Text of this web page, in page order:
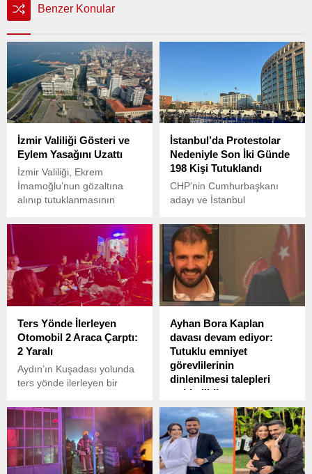
Benzer Konular
İzmir Valiliği Gösteri ve
Eylem Yasağını Uzattı
İzmir Valiliği, Ekrem
İmamoğlu’nun gözaltına
alınıp tutuklanmasının
tepkiler üzerine, il genelinde
toplantı, gösteri yürüyüşü ve
basın açıklaması yasağını 4
gün daha uzattı.
İstanbul’da Protestolar
Nedeniyle Son İki Günde
198 Kişi Tutuklandı
CHP’nin Cumhurbaşkanı
adayı ve İstanbul
Başkanı Ekrem
İmamoğlu’nun gözaltına
alınmasının ardından
başlayan protestolar,
İstanbul’da geniş çapta
devam etti.
Ters Yönde İlerleyen
Otomobil 2 Araca Çarptı:
2 Yaralı
Aydın’ın Kuşadası yolunda
ters yönde ilerleyen bir
kazada 2 kişi yaralandı.
Ayhan Bora Kaplan
davası devam ediyor:
Tutuklu emniyet
görevlilerinin
dinlenilmesi talepleri
reddedildi
20'si tutuklu 61 sanığın
yargılandığı Ayhan Bora
Kaplan suç örgütüne ilişkin
davada mahkeme,
operasyonları yapan kolluk